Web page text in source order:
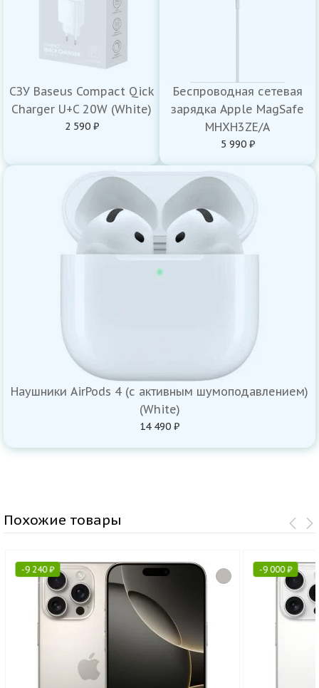
СЗУ Baseus Compact Qick
Charger U+C 20W (White)
2 590 ₽
Беспроводная сетевая
зарядка Apple MagSafe
MHXH3ZE/A
5 990 ₽
Наушники AirPods 4 (с активным шумоподавлением)
(White)
14 490 ₽
Похожие товары
-9 240₽ -9 000₽